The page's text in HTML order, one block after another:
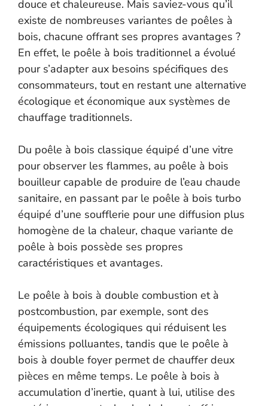
douce et chaleureuse. Mais saviez-vous qu’il
existe de nombreuses variantes de poêles à
bois, chacune offrant ses propres avantages ?
En effet, le poêle à bois traditionnel a évolué
pour s’adapter aux besoins spécifiques des
consommateurs, tout en restant une alternative
écologique et économique aux systèmes de
chauffage traditionnels.
Du poêle à bois classique équipé d’une vitre
pour observer les flammes, au poêle à bois
bouilleur capable de produire de l’eau chaude
sanitaire, en passant par le poêle à bois turbo
équipé d’une soufflerie pour une diffusion plus
homogène de la chaleur, chaque variante de
poêle à bois possède ses propres
caractéristiques et avantages.
Le poêle à bois à double combustion et à
postcombustion, par exemple, sont des
équipements écologiques qui réduisent les
émissions polluantes, tandis que le poêle à
bois à double foyer permet de chauffer deux
pièces en même temps. Le poêle à bois à
accumulation d’inertie, quant à lui, utilise des